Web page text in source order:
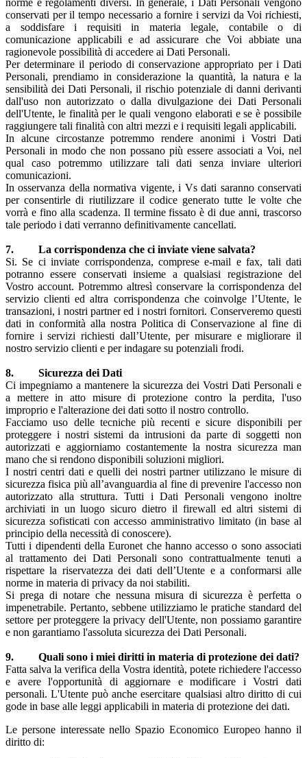
norme e regolamenti diversi. In generale, i Dati Personali vengono
conservati per il tempo necessario a fornire i servizi da Voi richiesti,
a soddisfare i requisiti in materia legale, contabile o di
comunicazione applicabili e ad assicurare che Voi abbiate una
ragionevole possibilità di accedere ai Dati Personali.
Per determinare il periodo di conservazione appropriato per i Dati
Personali, prendiamo in considerazione la quantità, la natura e la
sensibilità dei Dati Personali, il rischio potenziale di danni derivanti
dall'uso non autorizzato o dalla divulgazione dei Dati Personali
dell'Utente, le finalità per le quali vengono elaborati e se è possibile
raggiungere tali finalità con altri mezzi e i requisiti legali applicabili.
In alcune circostanze potremmo rendere anonimi i Vostri Dati
Personali in modo che non possano più essere associati a Voi, nel
qual caso potremmo utilizzare tali dati senza inviare ulteriori
comunicazioni.
In osservanza della normativa vigente, i Vs dati saranno conservati
per consentirle di riutilizzare il codice generato tutte le volte che
vorrà e fino alla scadenza. Il termine fissato è di due anni, trascorso
tale periodo i dati verranno definitivamente cancellati.
7. La corrispondenza che ci inviate viene salvata?
Si. Se ci inviate corrispondenza, comprese e-mail e fax, tali dati
potranno essere conservati insieme a qualsiasi registrazione del
Vostro account. Potremmo altresì conservare la corrispondenza del
servizio clienti ed altra corrispondenza che coinvolge l’Utente, le
transazioni, i nostri partner ed i nostri fornitori. Conserveremo questi
dati in conformità alla nostra Politica di Conservazione al fine di
fornire i servizi richiesti dall’Utente, per misurare e migliorare il
nostro servizio clienti e per indagare su potenziali frodi.
8. Sicurezza dei Dati
Ci impegniamo a mantenere la sicurezza dei Vostri Dati Personali e
a mettere in atto misure di protezione contro la perdita, l'uso
improprio e l'alterazione dei dati sotto il nostro controllo.
Facciamo uso delle tecniche più recenti e sicure disponibili per
proteggere i nostri sistemi da intrusioni da parte di soggetti non
autorizzati e aggiorniamo costantemente la nostra sicurezza man
mano che si rendono disponibili soluzioni migliori.
I nostri centri dati e quelli dei nostri partner utilizzano le misure di
sicurezza fisica più all’avanguardia al fine di prevenire l'accesso non
autorizzato alla struttura. Tutti i Dati Personali vengono inoltre
archiviati in un luogo sicuro dietro il firewall ed altri sistemi di
sicurezza sofisticati con accesso amministrativo limitato (in base al
principio della necessità di conoscere).
Tutti i dipendenti della Euronet che hanno accesso o sono associati
al trattamento dei Dati Personali sono contrattualmente tenuti a
rispettare la riservatezza dei dati dell’Utente e a conformarsi alle
norme in materia di privacy da noi stabiliti.
Si prega di notare che nessuna misura di sicurezza è perfetta o
impenetrabile. Pertanto, sebbene utilizziamo le pratiche standard del
settore per proteggere la privacy dell'Utente, non possiamo garantire
e non garantiamo l'assoluta sicurezza dei Dati Personali.
9. Quali sono i miei diritti in materia di protezione dei dati?
Fatta salva la verifica della Vostra identità, potete richiedere l'accesso
e avere l'opportunità di aggiornare e modificare i Vostri dati
personali. L'Utente può anche esercitare qualsiasi altro diritto di cui
gode in base alle leggi applicabili in materia di protezione dei dati.
Le persone interessate nello Spazio Economico Europeo hanno il
diritto di: